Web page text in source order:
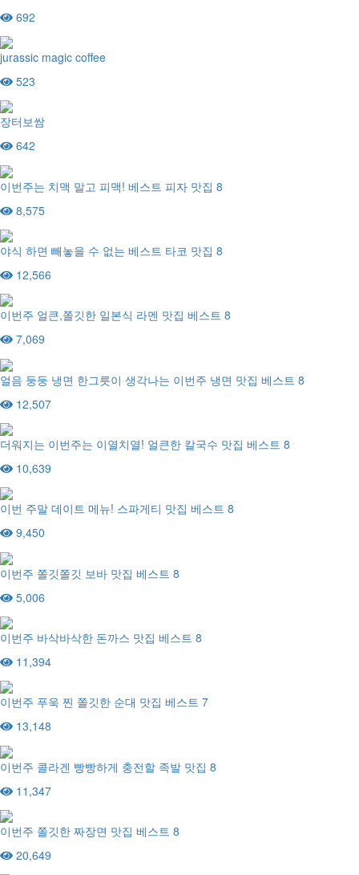
692
jurassic magic coffee
523
장터보쌈
642
이번주는 치맥 말고 피맥! 베스트 피자 맛집 8
8,575
야식 하면 빼놓을 수 없는 베스트 타코 맛집 8
12,566
이번주 얼큰,쫄깃한 일본식 라멘 맛집 베스트 8
7,069
얼음 둥둥 냉면 한그릇이 생각나는 이번주 냉면 맛집 베스트 8
12,507
더워지는 이번주는 이열치열! 얼큰한 칼국수 맛집 베스트 8
10,639
이번 주말 데이트 메뉴! 스파게티 맛집 베스트 8
9,450
이번주 쫄깃쫄깃 보바 맛집 베스트 8
5,006
이번주 바삭바삭한 돈까스 맛집 베스트 8
11,394
이번주 푸욱 찐 쫄깃한 순대 맛집 베스트 7
13,148
이번주 콜라겐 빵빵하게 충전할 족발 맛집 8
11,347
이번주 쫄깃한 짜장면 맛집 베스트 8
20,649